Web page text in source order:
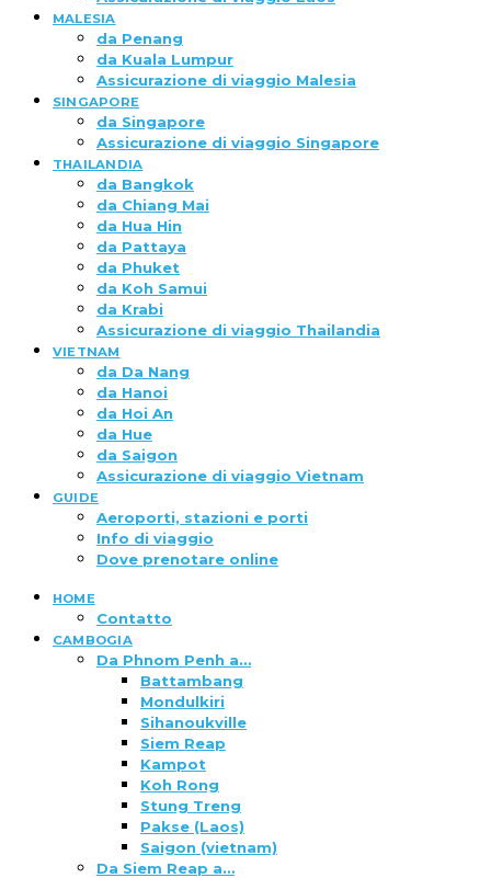
MALESIA
da Penang
da Kuala Lumpur
Assicurazione di viaggio Malesia
SINGAPORE
da Singapore
Assicurazione di viaggio Singapore
THAILANDIA
da Bangkok
da Chiang Mai
da Hua Hin
da Pattaya
da Phuket
da Koh Samui
da Krabi
Assicurazione di viaggio Thailandia
VIETNAM
da Da Nang
da Hanoi
da Hoi An
da Hue
da Saigon
Assicurazione di viaggio Vietnam
GUIDE
Aeroporti, stazioni e porti
Info di viaggio
Dove prenotare online
HOME
Contatto
CAMBOGIA
Da Phnom Penh a…
Battambang
Mondulkiri
Sihanoukville
Siem Reap
Kampot
Koh Rong
Stung Treng
Pakse (Laos)
Saigon (vietnam)
Da Siem Reap a…